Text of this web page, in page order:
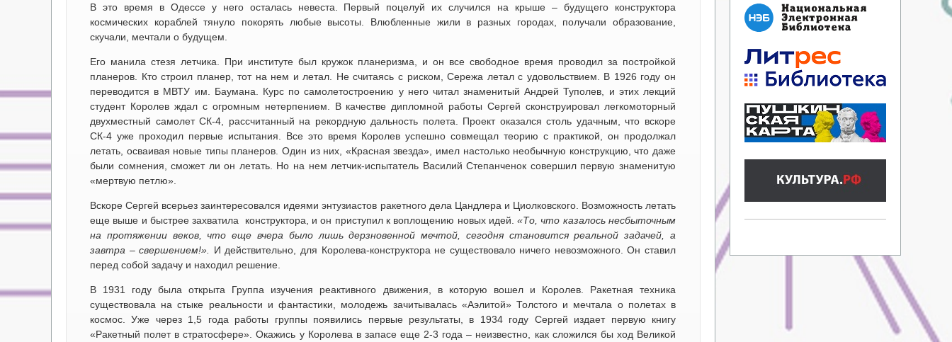
В это время в Одессе у него осталась невеста. Первый поцелуй их случился на крыше – будущего конструктора
космических кораблей тянуло покорять любые высоты. Влюбленные жили в разных городах, получали образование,
скучали, мечтали о будущем.
Его манила стезя летчика. При институте был кружок планеризма, и он все свободное время проводил за постройкой
планеров. Кто строил планер, тот на нем и летал. Не считаясь с риском, Сережа летал с удовольствием. В 1926 году он
переводится в МВТУ им. Баумана. Курс по самолетостроению у него читал знаменитый Андрей Туполев, и этих лекций
студент Королев ждал с огромным нетерпением. В качестве дипломной работы Сергей сконструировал легкомоторный
двухместный самолет СК-4, рассчитанный на рекордную дальность полета. Проект оказался столь удачным, что вскоре
СК-4 уже проходил первые испытания. Все это время Королев успешно совмещал теорию с практикой, он продолжал
летать, осваивая новые типы планеров. Один из них, «Красная звезда», имел настолько необычную конструкцию, что даже
были сомнения, сможет ли он летать. Но на нем летчик-испытатель Василий Степанченок совершил первую знаменитую
«мертвую петлю».
Вскоре Сергей всерьез заинтересовался идеями энтузиастов ракетного дела Цандлера и Циолковского. Возможность летать
еще выше и быстрее захватила конструктора, и он приступил к воплощению новых идей.«То, что казалось несбыточным
на протяжении веков, что еще вчера было лишь дерзновенной мечтой, сегодня становится реальной задачей, а
завтра – свершением!».
И действительно, для Королева-конструктора не существовало ничего невозможного. Он ставил
перед собой задачу и находил решение.
В 1931 году была открыта Группа изучения реактивного движения, в которую вошел и Королев. Ракетная техника
существовала на стыке реальности и фантастики, молодежь зачитывалась «Аэлитой» Толстого и мечтала о полетах в
космос. Уже через 1,5 года работы группы появились первые результаты, в 1934 году Сергей издает первую книгу
«Ракетный полет в стратосфере». Окажись у Королева в запасе еще 2-3 года – неизвестно, как сложился бы ход Великой